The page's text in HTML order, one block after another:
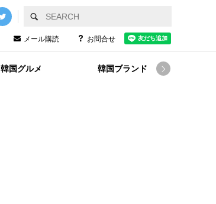
メール購読 お問合せ
韓国グルメ 韓国ブランド 